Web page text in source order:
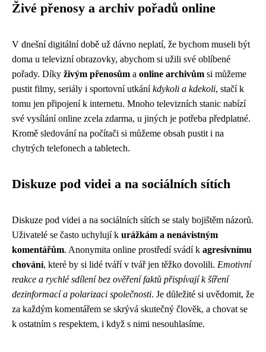
Živé přenosy a archiv pořadů online
V dnešní digitální době už dávno neplatí, že bychom museli být
doma u televizní obrazovky, abychom si užili své oblíbené
pořady. Díky živým přenosům a online archivům si můžeme
pustit filmy, seriály i sportovní utkáníkdykoli a kdekoli, stačí k
tomu jen připojení k internetu. Mnoho televizních stanic nabízí
své vysílání online zcela zdarma, u jiných je potřeba předplatné.
Kromě sledování na počítači si můžeme obsah pustit i na
chytrých telefonech a tabletech.
Diskuze pod videi a na sociálních sítích
Diskuze pod videi a na sociálních sítích se staly bojištěm názorů.
Uživatelé se často uchylují k urážkám a nenávistným
komentářům. Anonymita online prostředí svádí k agresivnímu
chování, které by si lidé tváří v tvář jen těžko dovolili. Emotivní
reakce a rychlé sdílení bez ověření faktů přispívají k šíření
dezinformací a polarizaci společnosti. Je důležité si uvědomit, že
za každým komentářem se skrývá skutečný člověk, a chovat se
k ostatním s respektem, i když s nimi nesouhlasíme.